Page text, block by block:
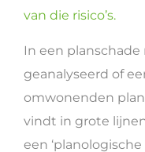
van die risico’s.
In een
geanalyseerd of
omwonenden
vindt in grote
een